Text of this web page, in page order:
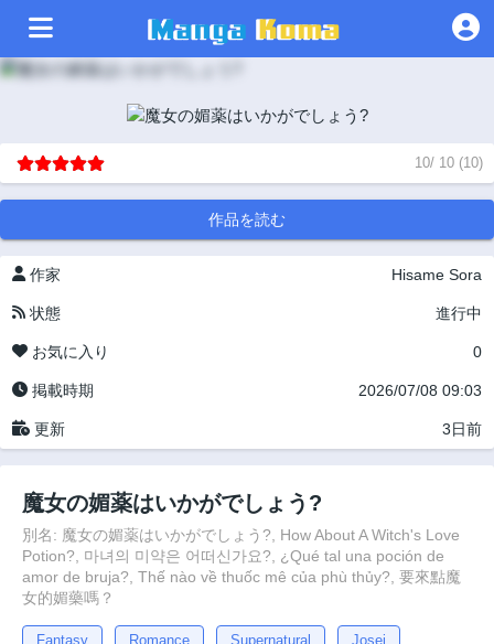
10/ 10 (10)
作品を読む
作家 Hisame Sora
状態 進行中
お気に入り 0
掲載時期 2026/07/08 09:03
更新 3日前
魔女の媚薬はいかがでしょう?
別名: 魔女の媚薬はいかがでしょう?, How About A Witch's Love
Potion?, 마녀의 미약은 어떠신가요?, ¿Qué tal una poción de
amor de bruja?, Thế nào về thuốc mê của phù thủy?, 要來點魔
女的媚藥嗎？
Fantasy Romance Supernatural Josei